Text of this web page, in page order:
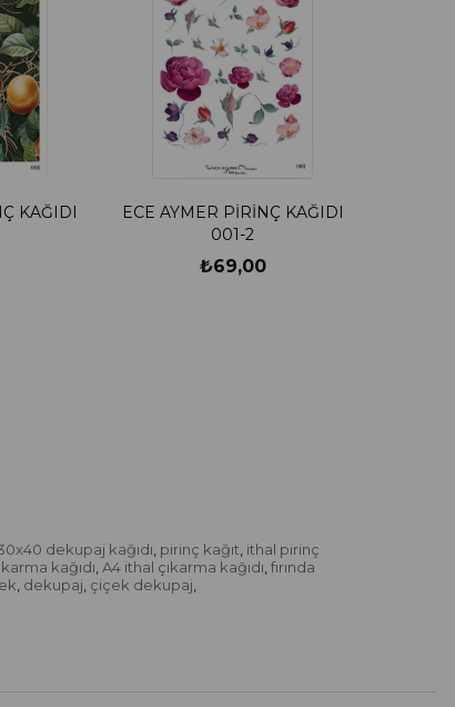
KAĞIDI
ECE AYMER PİRİNÇ KAĞIDI
001-2
₺69,00
dekupaj kağıdı, pirinç kağıt, ithal pirinç
kağıdı, A4 ithal çıkarma kağıdı, fırında
, dekupaj, çiçek dekupaj,